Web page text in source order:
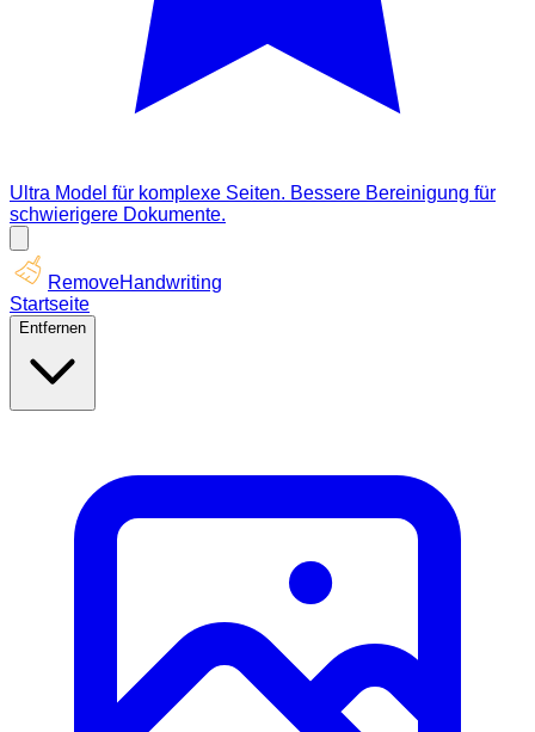
Ultra Model für komplexe Seiten. Bessere Bereinigung für
schwierigere Dokumente.
RemoveHandwriting
Startseite
Entfernen